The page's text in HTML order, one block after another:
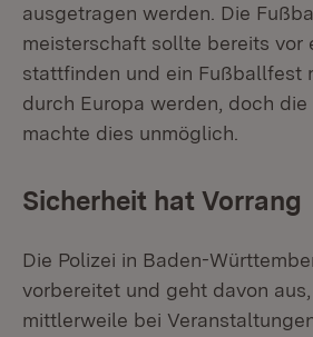
ausgetragen werden. Die
meisterschaft sollte bereits vor
stattfinden und ein Fußballfest
durch Europa werden, doch
machte dies unmöglich.
Sicherheit hat Vorrang
Die Polizei in Baden-
vorbereitet und geht davon
mittlerweile bei